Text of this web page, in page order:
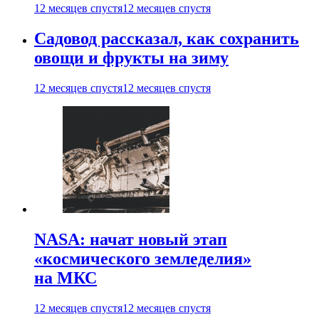
12 месяцев спустя12 месяцев спустя
Садовод рассказал, как сохранить
овощи и фрукты на зиму
12 месяцев спустя12 месяцев спустя
NASA: начат новый этап
«космического земледелия»
на МКС
12 месяцев спустя12 месяцев спустя